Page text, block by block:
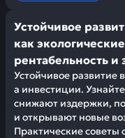
Устойчивое
как
рентабельность
Устойчивое развитие
а инвестиции.
снижают издержки,
и открывают новые
Практические советы